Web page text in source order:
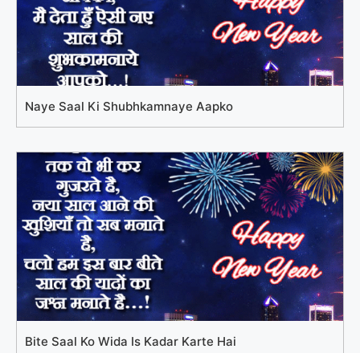
Naye Saal Ki Shubhkamnaye Aapko
Bite Saal Ko Wida Is Kadar Karte Hai